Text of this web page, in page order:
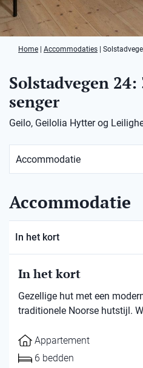
Home Accommodaties
Solstadvegen 24:
senger
Geilo, Geilolia Hytter og
Accommodatie
In het kort
In het kort
Gezellige hut met een
traditionele Noorse hutstijl.
Appartement
6 bedden